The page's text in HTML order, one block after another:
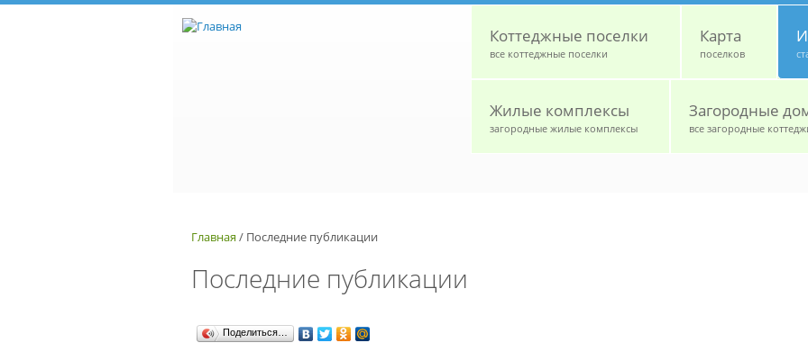
Коттеджные поселки
все коттеджные поселки
Карта
поселков
Жилые комплексы
загородные жилые комплексы
Загородные
все загородные
Главная / Последние публикации
Последние публикации
Поделиться…